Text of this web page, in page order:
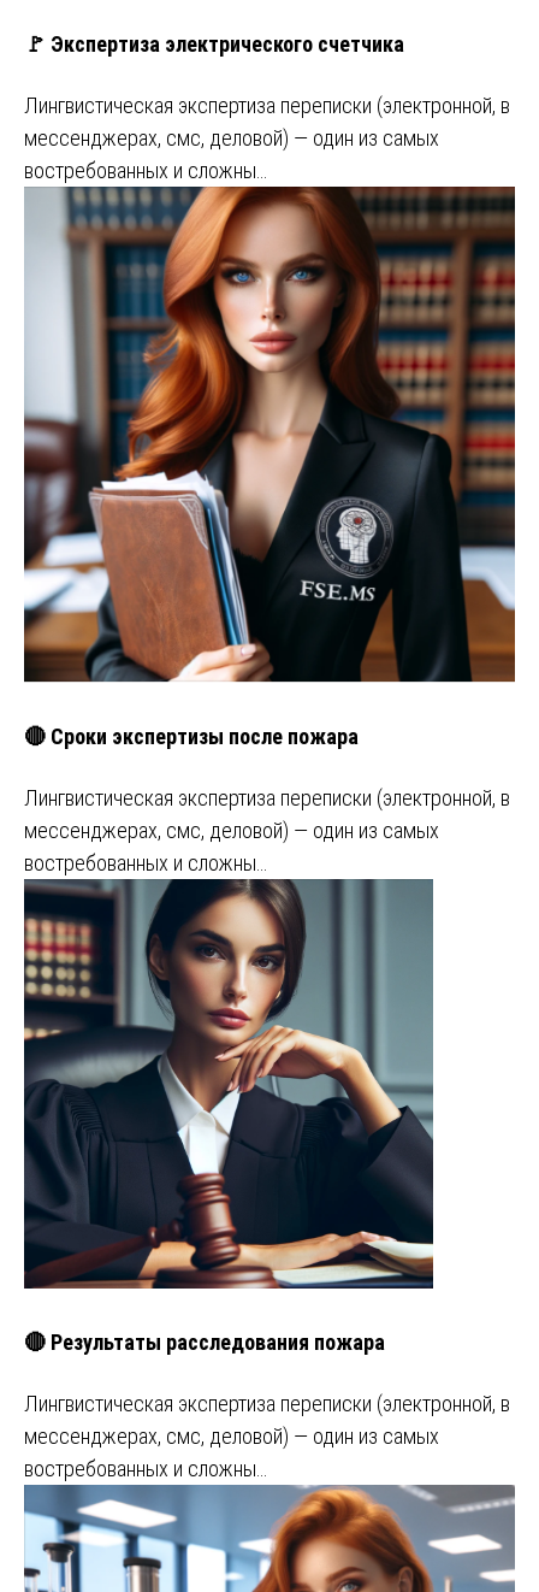
🚩 Экспертиза электрического счетчика
Лингвистическая экспертиза переписки (электронной, в
мессенджерах, смс, деловой) — один из самых
востребованных и сложны…
🔴 Сроки экспертизы после пожара
Лингвистическая экспертиза переписки (электронной, в
мессенджерах, смс, деловой) — один из самых
востребованных и сложны…
🔴 Результаты расследования пожара
Лингвистическая экспертиза переписки (электронной, в
мессенджерах, смс, деловой) — один из самых
востребованных и сложны…